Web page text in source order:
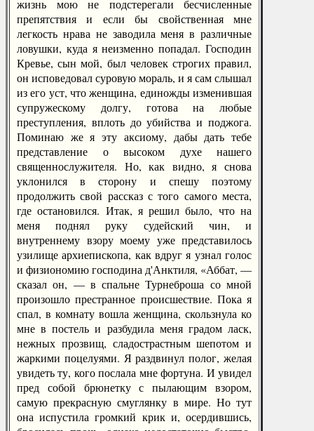
жизнь мою не подстерегали бесчисленные
препятствия и если бы свойственная мне
легкость нрава не заводила меня в различные
ловушки, куда я неизменно попадал. Господин
Кревье, сын мой, был человек строгих правил,
он исповедовал суровую мораль, и я сам слышал
из его уст, что женщина, единожды изменившая
супружескому долгу, готова на любые
преступления, вплоть до убийства и поджога.
Поминаю же я эту аксиому, дабы дать тебе
представление о высоком духе нашего
священнослужителя. Но, как видно, я снова
уклонился в сторону и спешу поэтому
продолжить свой рассказ с того самого места,
где остановился. Итак, я решил было, что на
меня поднял руку судейский чин, и
внутреннему взору моему уже представилось
узилище архиепископа, как вдруг я узнал голос
и физиономию господина д'Анктиля, «Аббат, —
сказал он, — в спальне Турнеброша со мной
произошло престранное происшествие. Пока я
спал, в комнату вошла женщина, скользнула ко
мне в постель и разбудила меня градом ласк,
нежных прозвищ, сладострастным шепотом и
жаркими поцелуями. Я раздвинул полог, желая
увидеть ту, кого послала мне фортуна. И увидел
пред собой брюнетку с пылающим взором,
самую прекрасную смуглянку в мире. Но тут
она испустила громкий крик и, осердившись,